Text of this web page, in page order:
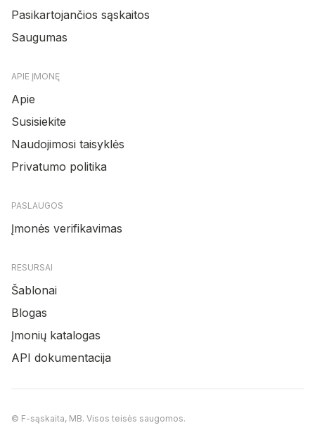
Pasikartojančios sąskaitos
Saugumas
APIE ĮMONĘ
Apie
Susisiekite
Naudojimosi taisyklės
Privatumo politika
PASLAUGOS
Įmonės verifikavimas
RESURSAI
Šablonai
Blogas
Įmonių katalogas
API dokumentacija
© F-sąskaita, MB. Visos teisės saugomos.